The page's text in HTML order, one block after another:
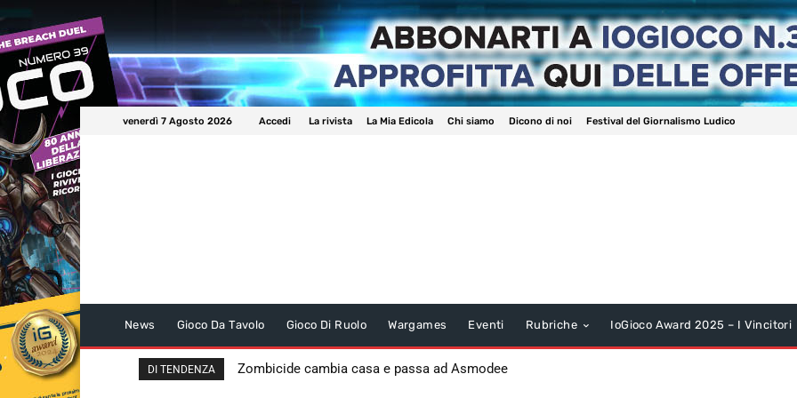
venerdì 7 Agosto 2026 Accedi La rivista La Mia Edicola Chi siamo Dicono di noi Festival del Giornalismo Ludico
News Gioco Da Tavolo Gioco Di Ruolo Wargames Eventi Rubriche IoGioco Award 2025 – I Vincitori
DI TENDENZA Zombicide cambia casa e passa ad Asmodee